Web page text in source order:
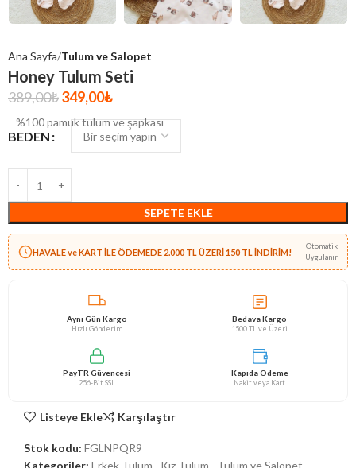
Ana Sayfa Tulum ve Salopet
Honey Tulum Seti
389,00₺349,00₺
%100 pamuk tulum ve şapkası
BEDEN
SEPETE EKLE
HAVALE ve KART İLE ÖDEMEDE 2.000 TL ÜZERİ 150 TL İNDİRİM!
Otomatik
Uygulanır
Aynı Gün Kargo
Hızlı Gönderim
Bedava Kargo
1500 TL ve Üzeri
PayTR Güvencesi
256-Bit SSL
Kapıda Ödeme
Nakit veya Kart
Listeye Ekle Karşılaştır
Stok kodu: FGLNPQR9